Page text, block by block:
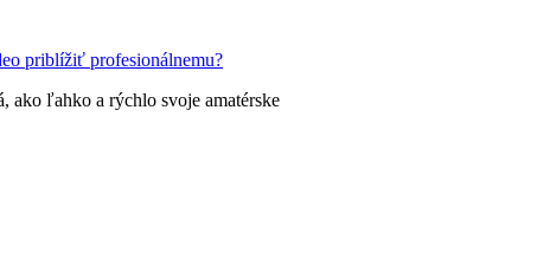
priblížiť profesionálnemu?
ako ľahko a rýchlo svoje amatérske